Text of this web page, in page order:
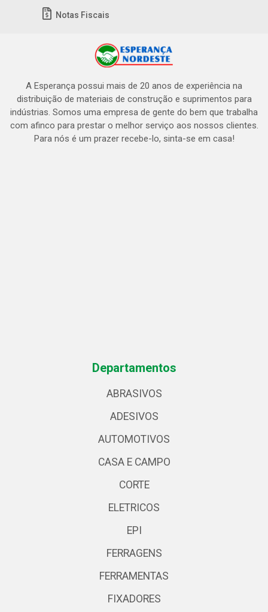
Notas Fiscais
A Esperança possui mais de 20 anos de experiência na
distribuição de materiais de construção e suprimentos para
indústrias. Somos uma empresa de gente do bem que trabalha
com afinco para prestar o melhor serviço aos nossos clientes.
Para nós é um prazer recebe-lo, sinta-se em casa!
Departamentos
ABRASIVOS
ADESIVOS
AUTOMOTIVOS
CASA E CAMPO
CORTE
ELETRICOS
EPI
FERRAGENS
FERRAMENTAS
FIXADORES